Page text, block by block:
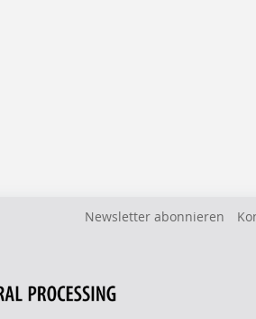
Newsletter abonnieren